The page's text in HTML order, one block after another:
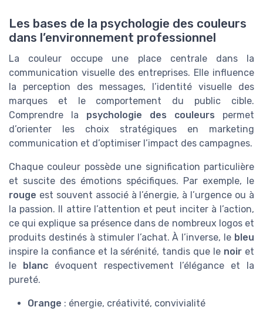
Les bases de la psychologie des couleurs
dans l’environnement professionnel
La couleur occupe une place centrale dans la
communication visuelle des entreprises. Elle influence
la perception des messages, l’identité visuelle des
marques et le comportement du public cible.
Comprendre la psychologie des couleurs permet
d’orienter les choix stratégiques en marketing
communication et d’optimiser l’impact des campagnes.
Chaque couleur possède une signification particulière
et suscite des émotions spécifiques. Par exemple, le
rouge est souvent associé à l’énergie, à l’urgence ou à
la passion. Il attire l’attention et peut inciter à l’action,
ce qui explique sa présence dans de nombreux logos et
produits destinés à stimuler l’achat. À l’inverse, le bleu
inspire la confiance et la sérénité, tandis que le noir et
le blancévoquent respectivement l’élégance et la
pureté.
Orange : énergie, créativité, convivialité